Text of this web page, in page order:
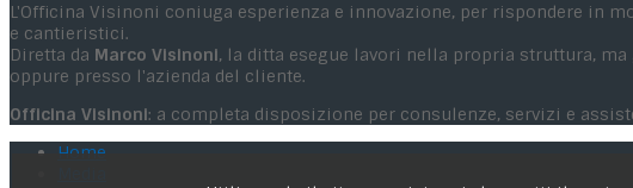
L'Officina Visinoni coniuga esperienza e innovazione, per rispondere in
e cantieristici.
Diretta da Marco Visinoni, la ditta esegue lavori nella propria struttura,
oppure presso l'azienda del cliente.
Officina Visinoni: a completa disposizione per consulenze, servizi e
Home